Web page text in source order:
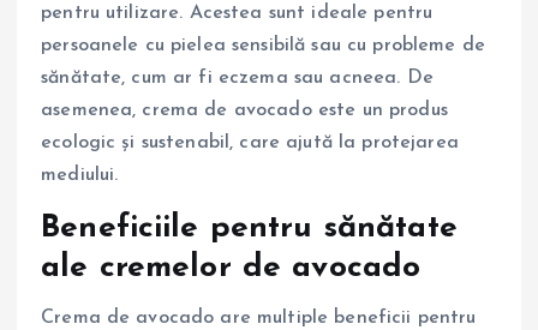
pentru utilizare. Acestea sunt ideale pentru
persoanele cu pielea sensibilă sau cu probleme de
sănătate, cum ar fi eczema sau acneea. De
asemenea, crema de avocado este un produs
ecologic și sustenabil, care ajută la protejarea
mediului.
Beneficiile pentru sănătate
ale cremelor de avocado
Crema de avocado are multiple beneficii pentru